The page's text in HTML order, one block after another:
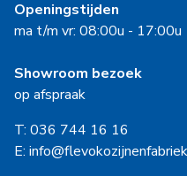
Openingstijden
ma t/m vr: 08:00u - 17:00u
Showroom bezoek
op afspraak
T: 036 744 16 16
E: